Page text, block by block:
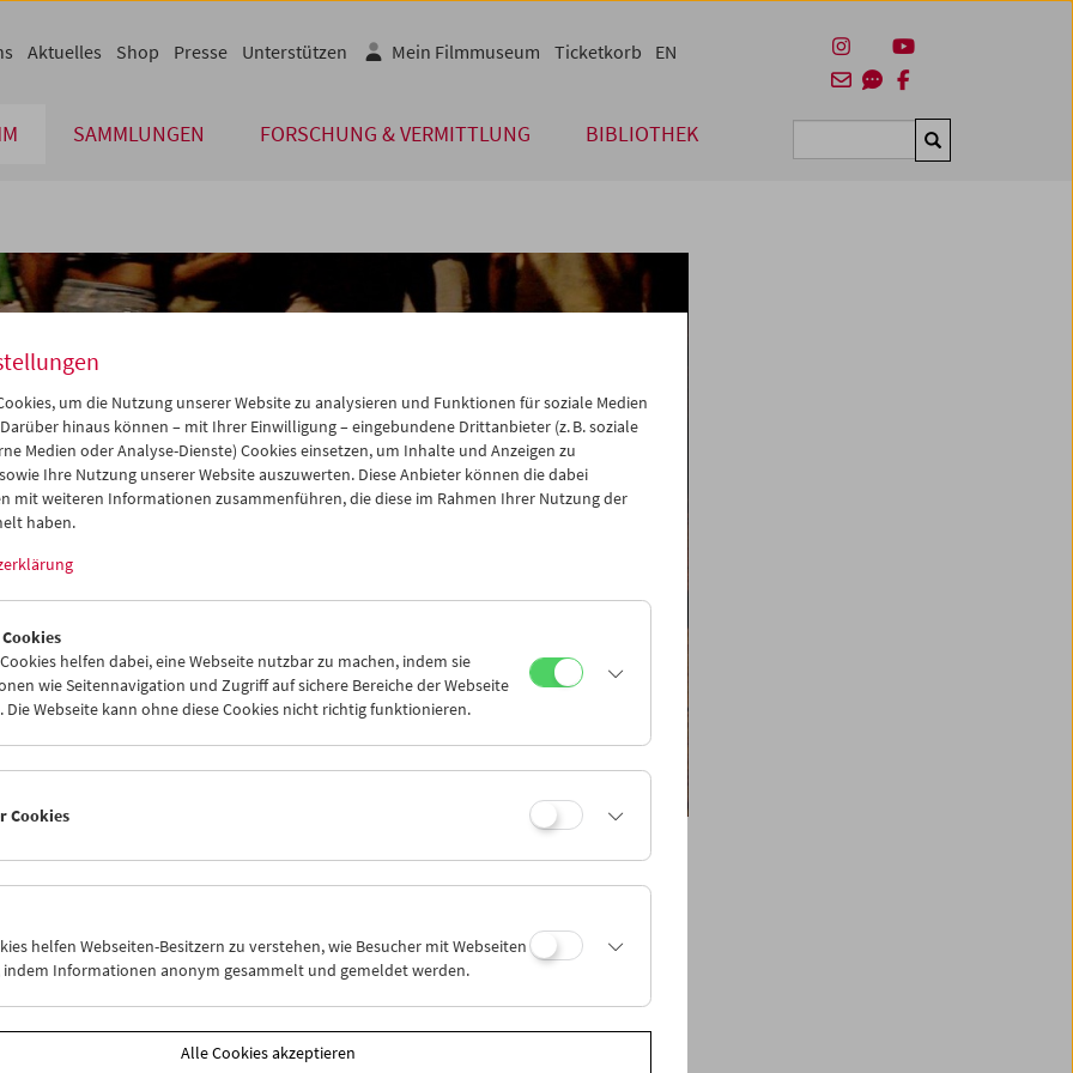
SAMMLUNGEN FORSCHUNG & VERMITTLUNG BIBLIOTHEK Suchen
Aktuelles Shop Presse Unterstützen Mein Filmmuseum Ticketkorb EN
Huertas Millán. Image Policies
doch möglich sein, Geschichte anders zu erzählen. Diese Vorgabe könnte als Leitlinie
von Laura Huertas Millán gelesen werden. Die gebürtige Kolumbianerin studierte am
um die Nutzung unserer Website zu analysieren und Funktionen für soziale Medien
hinaus können – mit Ihrer Einwilligung – eingebundene Drittanbieter (z. B. soziale
Medien oder Analyse-Dienste) Cookies einsetzen, um Inhalte und Anzeigen zu
Ihre Nutzung unserer Website auszuwerten. Diese Anbieter können die dabei
mit weiteren Informationen zusammenführen, die diese im Rahmen Ihrer Nutzung der
haben.
helfen dabei, eine Webseite nutzbar zu machen, indem sie
wie Seitennavigation und Zugriff auf sichere Bereiche der Webseite
Die Webseite kann ohne diese Cookies nicht richtig funktionieren.
Cookies
helfen Webseiten-Besitzern zu verstehen, wie Besucher mit Webseiten
indem Informationen anonym gesammelt und gemeldet werden.
Alle Cookies akzeptieren